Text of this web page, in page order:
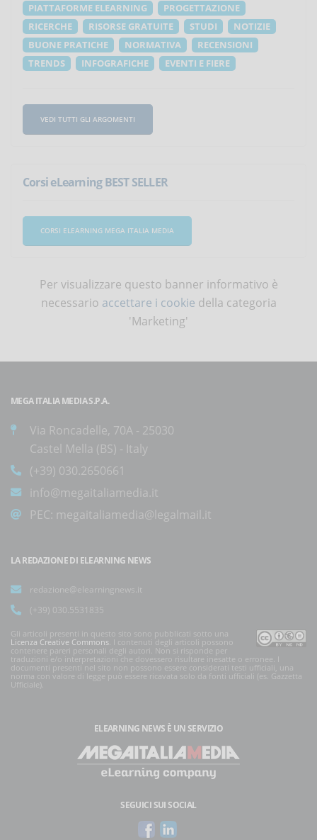
PIATTAFORME ELEARNING
PROGETTAZIONE
RICERCHE
RISORSE GRATUITE STUDI
NOTIZIE
BUONE PRATICHE
NORMATIVA
RECENSIONI
TRENDS
INFOGRAFICHE EVENTI E FIERE
VEDI TUTTI GLI ARGOMENTI
Corsi eLearning BEST SELLER
CORSI ELEARNING MEGA ITALIA MEDIA
Per visualizzare questo banner informativo è
necessario accettare i cookie della categoria
'Marketing'
MEGA ITALIA MEDIA S.P.A.
Via Roncadelle, 70A - 25030
Castel Mella (BS) - Italy
(+39) 030.2650661
info@megaitaliamedia.it
PEC: megaitaliamedia@legalmail.it
LA REDAZIONE DI ELEARNING NEWS
redazione@elearningnews.it
(+39) 030.5531835
Gli articoli presenti in questo sito sono pubblicati sotto una
Licenza Creative Commons. I contenuti degli articoli possono
contenere pareri personali degli autori. Non si risponde per
traduzioni e/o interpretazioni che dovessero risultare inesatte o erronee. I
documenti presenti nel sito non possono essere considerati testi ufficiali, una
norma con valore di legge può essere ricavata solo da fonti ufficiali (es. Gazzetta
Ufficiale).
ELEARNING NEWS È UN SERVIZIO
SEGUICI SUI SOCIAL